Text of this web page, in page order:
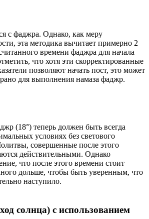
с фаджра. Однако, как меру
эта методика вычитает примерно 2
времени фаджра для начала
что хотя эти скорректированные
позволяют начать пост, это может
для выполнения намаза фаджр.
(18°) теперь должен быть всегда
условиях без светового
совершенные после этого
действительными. Однако
что после этого времени стоит
дольше, чтобы быть уверенным, что
наступило.
солнца) с использованием